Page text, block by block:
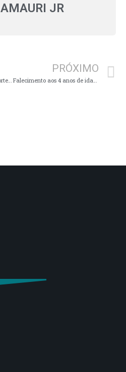
AMAURI JR
PRÓXIMO